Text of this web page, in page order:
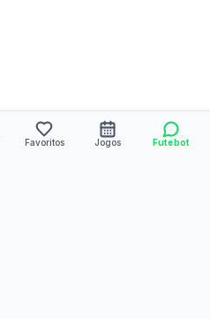
Favoritos Jogos Futebot